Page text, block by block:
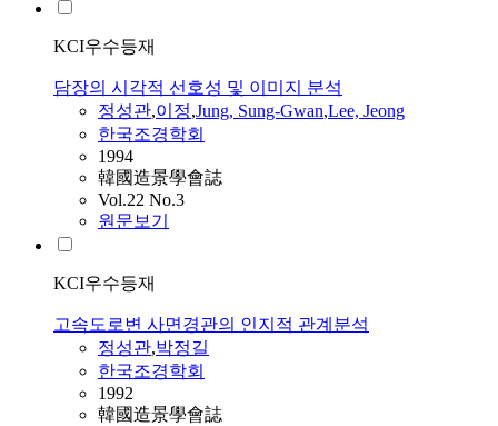
KCI우수등재
담장의 시각적 선호성 및 이미지 분석
정성관,이정,Jung, Sung-Gwan,Lee, Jeong
한국조경학회
1994
韓國造景學會誌
Vol.22 No.3
원문보기
KCI우수등재
고속도로변 사면경관의 인지적 관계분석
정성관,박정길
한국조경학회
1992
韓國造景學會誌